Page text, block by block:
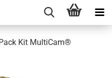
Kit MultiCam®